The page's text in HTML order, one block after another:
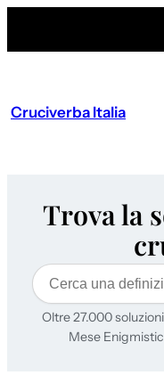
Cruciverba Italia
Trova la
Cerca
Oltre 27.000
Mese